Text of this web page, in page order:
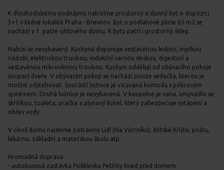
K dlouhodobému podnájmu nabízíme prostorný a slunný byt o dispozici
3+1 v klidné lokalitě Praha - Břevnov. Byt o podlahové ploše 65 m2 se
nachází v 1. patře cihlového domu. K bytu patří i prostorný sklep.
Nabízí se nevybavený. Kuchyně disponuje vestavěnou lednicí, myčkou
nádobí, elektrickou troubou, indukční varnou deskou, digestoří a
vestavěnou mikrovlnnou troubou. Kuchyni oddělují od obývacího pokoje
šoupací dveře. V obývacím pokoji se nachází pouze sedačka, kterou je
možné odstěhovat. Součástí ložnice je vstavaná komoda s policovým
systémem. Druhá ložnice je nevybavená. V koupelně je vana, umyvadlo se
skříňkou, toaleta, pračka a plynový kotel, který zabezpečuje vytápění a
ohřev vody.
V okolí domu najdeme potraviny Lidl (Na Větrníku), dětské hřiště, poštu,
lékárnu, základní a mateřskou školu atp.
Hromadná doprava:
- autobusová zastávka Poliklinika Petřiny hned před domem